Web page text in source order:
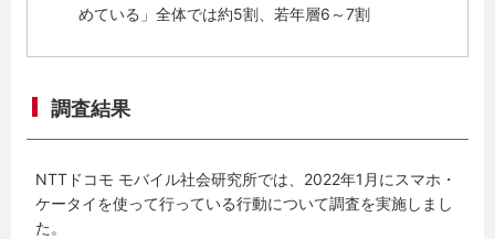
めている」全体では約5割、若年層6～7割
調査結果
NTTドコモ モバイル社会研究所では、2022年1月にスマホ・
ケータイを使って行っている行動について調査を実施しまし
た。